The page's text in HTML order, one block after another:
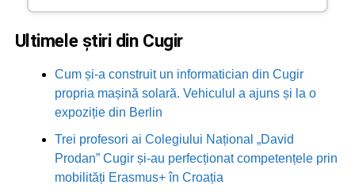
Ultimele știri din Cugir
Cum și-a construit un informatician din Cugir
propria mașină solară. Vehiculul a ajuns și la o
expoziție din Berlin
Trei profesori ai Colegiului Național „David
Prodan” Cugir și-au perfecționat competențele prin
mobilități Erasmus+ în Croația